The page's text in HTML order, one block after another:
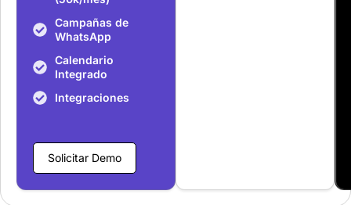
Campañas de
WhatsApp
Calendario
Integrado
Integraciones
Solicitar Demo